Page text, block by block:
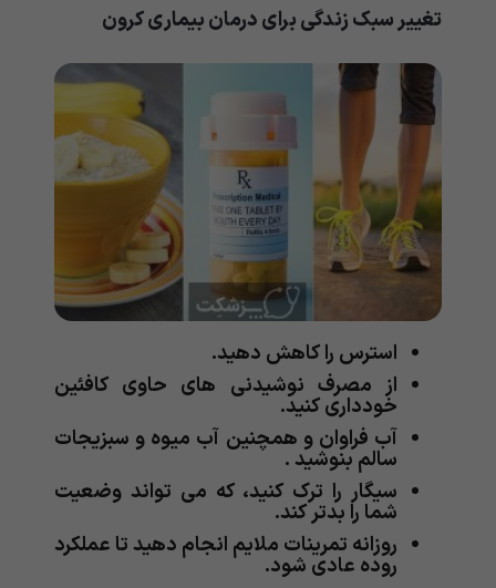
تغییر سبک زندگی برای درمان بیماری کرون
استرس را کاهش دهید.
از مصرف نوشیدنی های حاوی کافئین
خودداری کنید.
آب فراوان و همچنین آب میوه و سبزیجات
سالم بنوشید .
سیگار را ترک کنید، که می تواند وضعیت
شما را بدتر کند.
روزانه تمرینات ملایم انجام دهید تا عملکرد
روده عادی شود.